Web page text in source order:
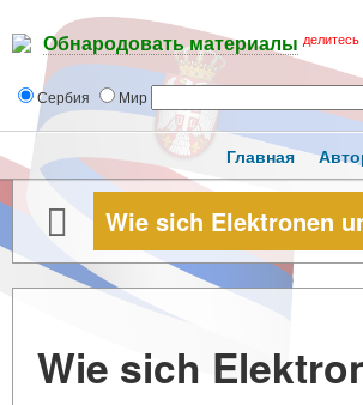
Обнародовать материалы
Сербия Мир
Главная
Wie sich Elektronen
Wie sich